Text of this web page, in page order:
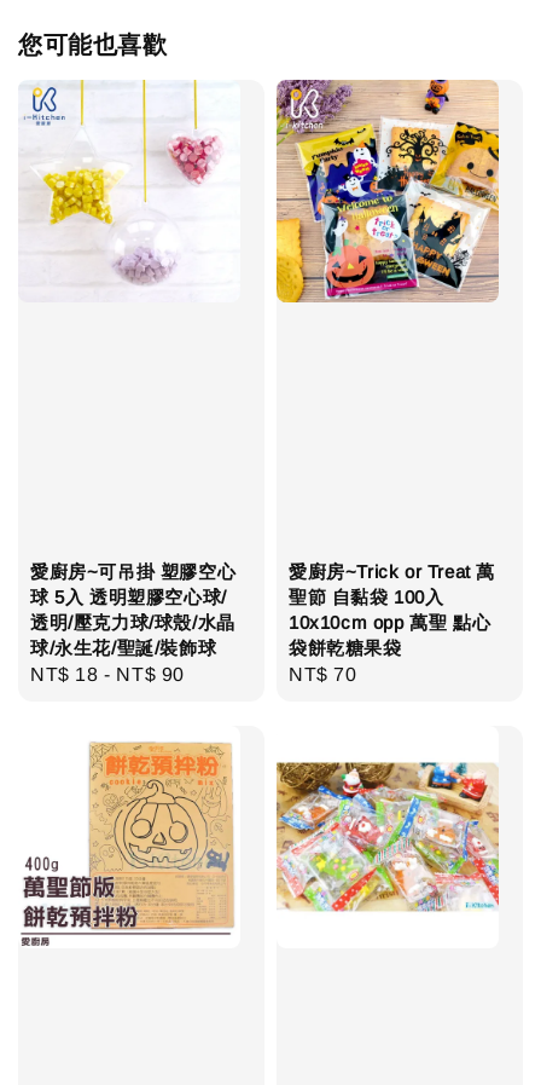
您可能也喜歡
愛廚房~可吊掛 塑膠空心
球 5入 透明塑膠空心球/
透明/壓克力球/球殼/水晶
球/永生花/聖誕/裝飾球
Regular
NT$ 18 - NT$ 90
愛廚房~Trick or Treat 萬
聖節 自黏袋 100入
10x10cm opp 萬聖 點心
袋餅乾糖果袋
Regular
NT$ 70